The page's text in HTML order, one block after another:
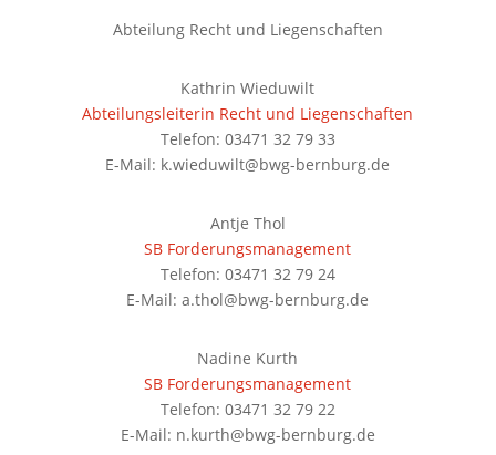
Abteilung Recht und Liegenschaften
Kathrin Wieduwilt
Abteilungsleiterin Recht und Liegenschaften
Telefon: 03471 32 79 33
E-Mail: k.wieduwilt@bwg-bernburg.de
Antje Thol
SB Forderungsmanagement
Telefon: 03471 32 79 24
E-Mail: a.thol@bwg-bernburg.de
Nadine Kurth
SB Forderungsmanagement
Telefon: 03471 32 79 22
E-Mail: n.kurth@bwg-bernburg.de